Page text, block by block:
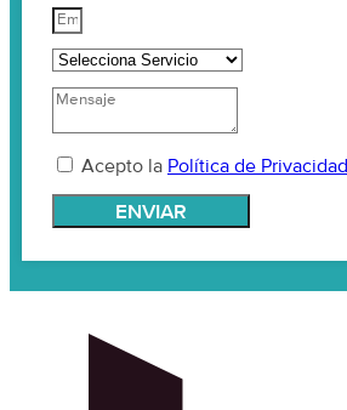
Acepto la Política de Privacidad
ENVIAR